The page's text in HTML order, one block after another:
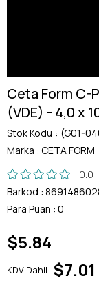
Ceta Form C-
(VDE) - 4,0 x
Stok Kodu
(G01-
Marka : CETA FORM
0.0
Barkod :
Para Puan : 0
$5.84
KDV Dahil $7.01